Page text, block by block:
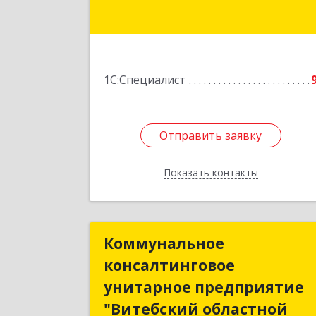
1С:Специалист
Отправить заявку
Показать контакты
Отправить заявку
Назад
Коммунальное
консалтинговое
унитарное предприятие
"Витебский областной
Коммунальное
консалтинговое
унитарное предприятие
"Витебский областной